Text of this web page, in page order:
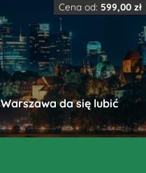
Warszawa da się lubić
Cena od: 599,00 zł